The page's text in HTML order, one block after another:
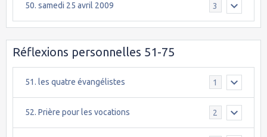
50. samedi 25 avril 2009 3
Réflexions personnelles 51-75
51. les quatre évangélistes 1
52. Prière pour les vocations 2